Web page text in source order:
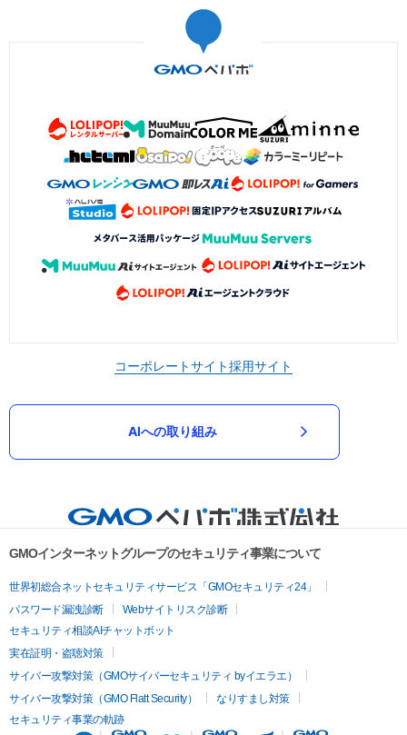
コーポレートサイト採用サイト
AIへの取り組み
GMOインターネットグループのセキュリティ事業について
世界初総合ネットセキュリティサービス「GMOセキュリティ24」
パスワード漏洩診断
Webサイトリスク診断
セキュリティ相談AIチャットボット
実在証明・盗聴対策
サイバー攻撃対策（GMOサイバーセキュリティ byイエラエ）
サイバー攻撃対策（GMO Flatt Security）
なりすまし対策
セキュリティ事業の軌跡